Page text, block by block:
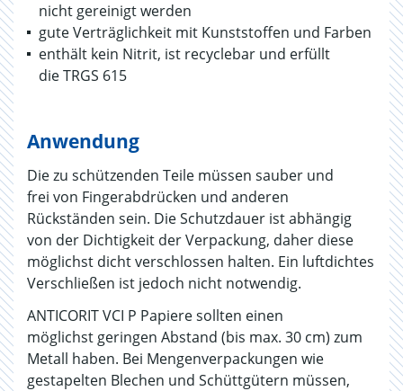
nicht gereinigt werden
gute Verträglichkeit mit Kunststoffen und Farben
enthält kein Nitrit, ist recyclebar und erfüllt
die TRGS 615
Anwendung
Die zu schützenden Teile müssen sauber und
frei von Fingerabdrücken und anderen
Rückständen sein. Die Schutzdauer ist abhängig
von der Dichtigkeit der Verpackung, daher diese
möglichst dicht verschlossen halten. Ein luftdichtes
Verschließen ist jedoch nicht notwendig.
ANTICORIT VCI P Papiere sollten einen
möglichst geringen Abstand (bis max. 30 cm) zum
Metall haben. Bei Mengenverpackungen wie
gestapelten Blechen und Schüttgütern müssen,